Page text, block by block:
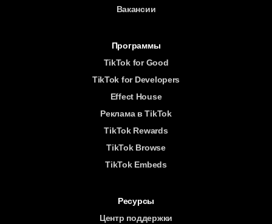
Вакансии
Программы
TikTok for Good
TikTok for Developers
Effect House
Реклама в TikTok
TikTok Rewards
TikTok Browse
TikTok Embeds
Ресурсы
Центр поддержки